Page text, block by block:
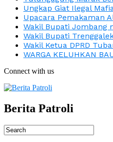
Ungkap Giat Ilegal
Upacara Pemakaman
Wakil Bupati Jombang
Wakil Bupati
Wakil Ketua DPRD
WARGA KELUHKAN
Connect with us
Berita Patroli